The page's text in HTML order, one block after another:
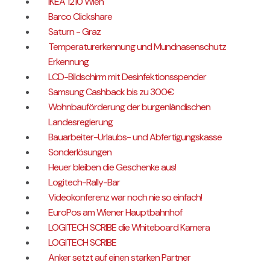
Barco Clickshare
Saturn - Graz
Temperaturerkennung und Mundnasenschutz
Erkennung
LCD-Bildschirm mit Desinfektionsspender
Samsung Cashback bis zu 300€
Wohnbauförderung der burgenländischen
Landesregierung
Bauarbeiter-Urlaubs- und Abfertigungskasse
Sonderlösungen
Heuer bleiben die Geschenke aus!
Logitech-Rally-Bar
Videokonferenz war noch nie so einfach!
EuroPos am Wiener Hauptbahnhof
LOGITECH SCRIBE die Whiteboard Kamera
LOGITECH SCRIBE
Anker setzt auf einen starken Partner